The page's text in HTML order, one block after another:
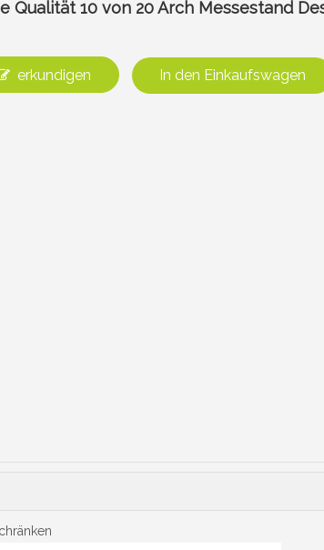
Qualität 10 von 20 Arch Messestand
erkundigen In den Einkaufswagen